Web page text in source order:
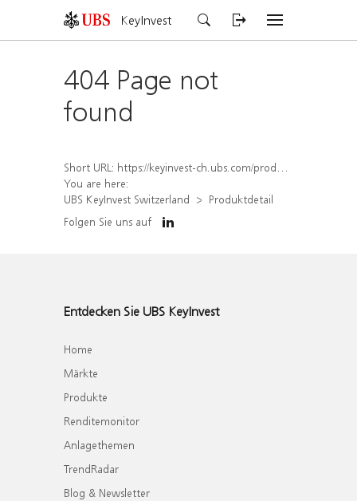
KeyInvest
404 Page not
found
Short URL: https://keyinvest-ch.ubs.com/produkt/detail/index/isin/CH1579751897
You are here:
UBS KeyInvest Switzerland
Produktdetail
Folgen Sie uns auf
Entdecken Sie UBS KeyInvest
Home
Märkte
Produkte
Renditemonitor
Anlagethemen
TrendRadar
Blog & Newsletter